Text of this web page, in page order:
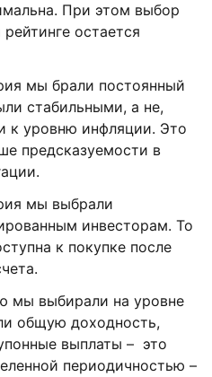
При этом выбор
остается
мы брали постоянный
стабильными, а не,
к уровню инфляции. Это
предсказуемости в
мы выбрали
инвесторам. То
к покупке после
мы выбирали на уровне
общую доходность,
выплаты – это
периодичностью –